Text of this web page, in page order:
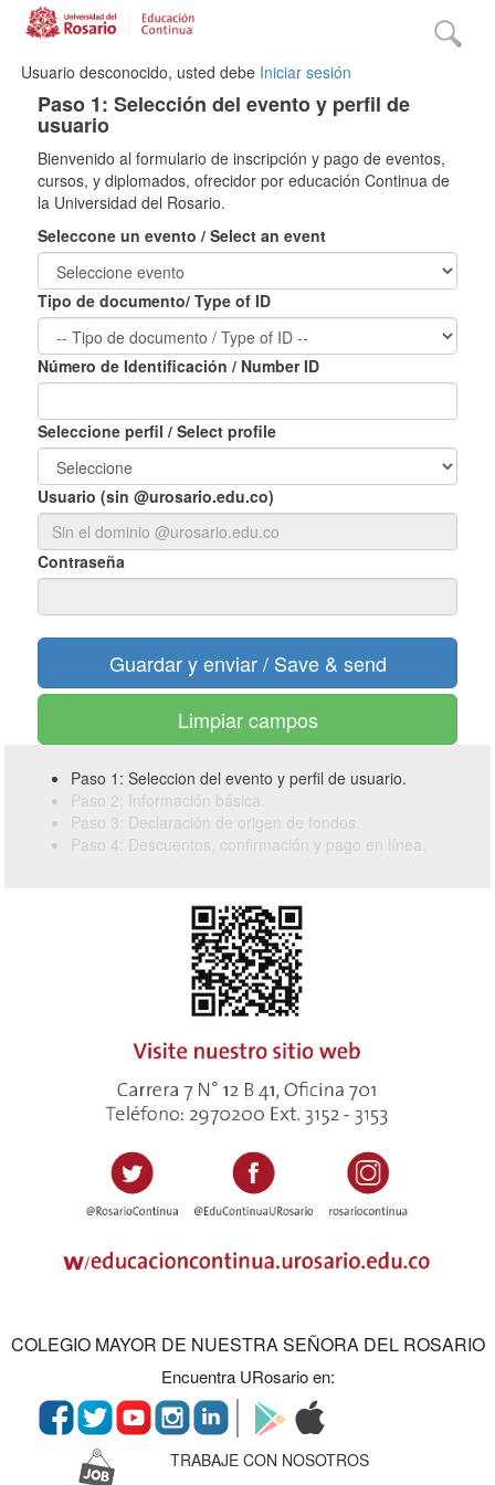
Usuario desconocido, usted debe Iniciar sesión
Paso 1: Selección del evento y perfil de
usuario
Bienvenido al formulario de inscripción y pago de eventos,
cursos, y diplomados, ofrecidor por educación Continua de
la Universidad del Rosario.
Seleccone un evento / Select an event
Tipo de documento/ Type of ID
Número de Identificación / Number ID
Seleccione perfil / Select profile
Usuario (sin @urosario.edu.co)
Contraseña
Limpiar campos
Paso 1: Seleccion del evento y perfil de usuario.
Paso 2: Información básica.
Paso 3: Declaración de origen de fondos.
Paso 4: Descuentos, confirmación y pago en línea.
COLEGIO MAYOR DE NUESTRA SEÑORA DEL ROSARIO
Encuentra URosario en:
TRABAJE CON NOSOTROS